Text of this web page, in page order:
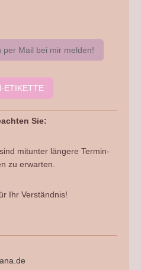
per Mail bei mir melden!
ETIKETTE
Sie:
mitunter längere Termin-
zu erwarten.
Ihr Verständnis!